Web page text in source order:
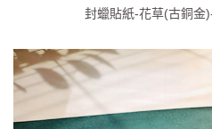
封蠟貼紙-花草(古銅金